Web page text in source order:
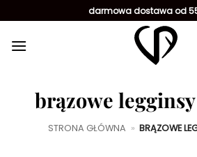
do
zawartości
darmowa dostawa od
brązowe
STRONA GŁÓWNA » BRĄZOWE